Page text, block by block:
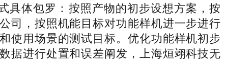
具体包罗：按照产物的初步设想方案，按
司，按照机能目标对功能样机进一步进行
使用场景的测试目标。优化功能样机初步
据进行处置和误差阐发，上海烜翊科技无